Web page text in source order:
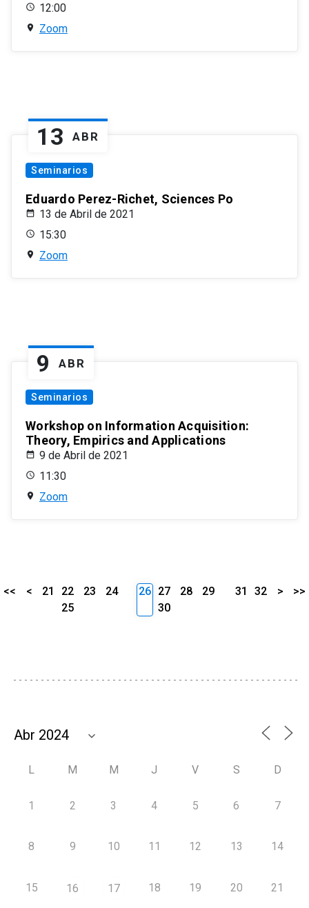
12:00
Zoom
13 ABR
Seminarios
Eduardo Perez-Richet, Sciences Po
13 de Abril de 2021
15:30
Zoom
9 ABR
Seminarios
Workshop on Information Acquisition:
Theory, Empirics and Applications
9 de Abril de 2021
11:30
Zoom
<< < 21 22 23
24
25
26 27 28
29
30
31 32 > >>
L M M J V S D
1 2 3 4 5 6 7
8 9 10 11 12 13 14
15 16 17 18 19 20 21